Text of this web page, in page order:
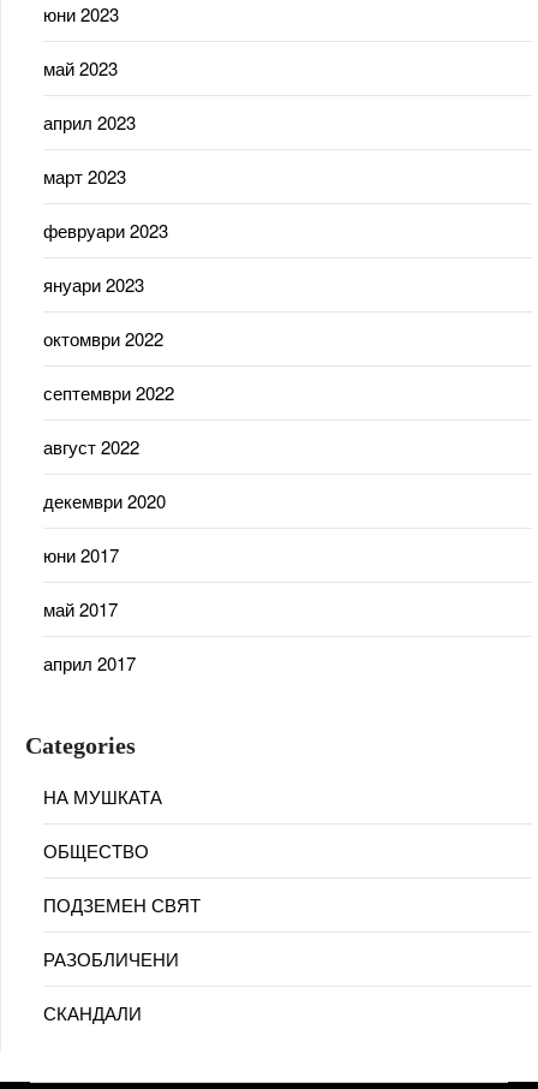
юни 2023
май 2023
април 2023
март 2023
февруари 2023
януари 2023
октомври 2022
септември 2022
август 2022
декември 2020
юни 2017
май 2017
април 2017
Categories
НА МУШКАТА
ОБЩЕСТВО
ПОДЗЕМЕН СВЯТ
РАЗОБЛИЧЕНИ
СКАНДАЛИ